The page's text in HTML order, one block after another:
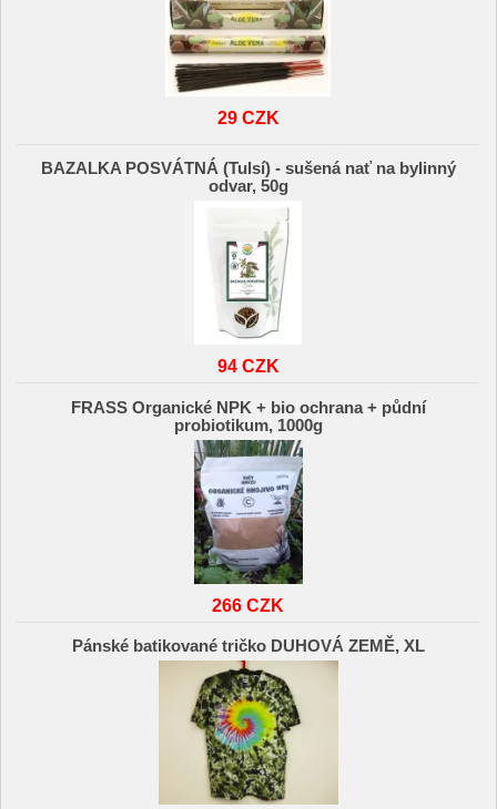
29 CZK
BAZALKA POSVÁTNÁ (Tulsí) - sušená nať na bylinný
odvar, 50g
94 CZK
FRASS Organické NPK + bio ochrana + půdní
probiotikum, 1000g
266 CZK
Pánské batikované tričko DUHOVÁ ZEMĚ, XL